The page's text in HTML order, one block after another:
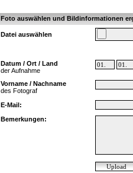
Foto auswählen und Bildinformationen
Datei auswählen
Datum / Ort / Land
der Aufnahme
Vorname / Nachname
des Fotograf
E-Mail:
Bemerkungen: